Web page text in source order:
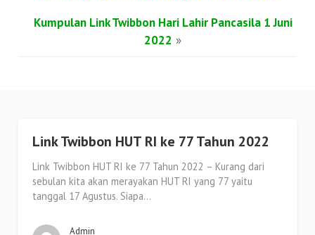
Kumpulan Link Twibbon Hari Lahir Pancasila 1 Juni
2022 »
Link Twibbon HUT RI ke 77 Tahun 2022
Link Twibbon HUT RI ke 77 Tahun 2022 – Kurang dari
sebulan kita akan merayakan HUT RI yang 77 yaitu
tanggal 17 Agustus. Siapa...
Admin